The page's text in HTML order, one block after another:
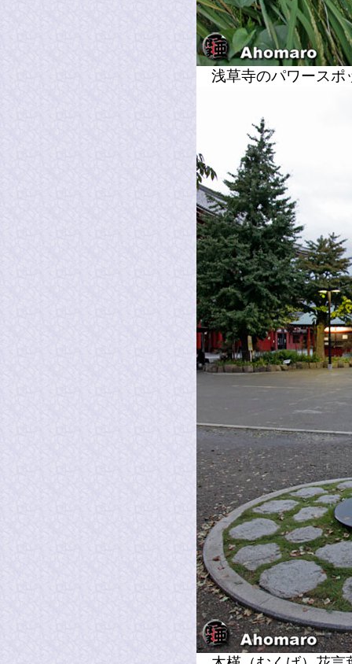
浅草寺のパワース